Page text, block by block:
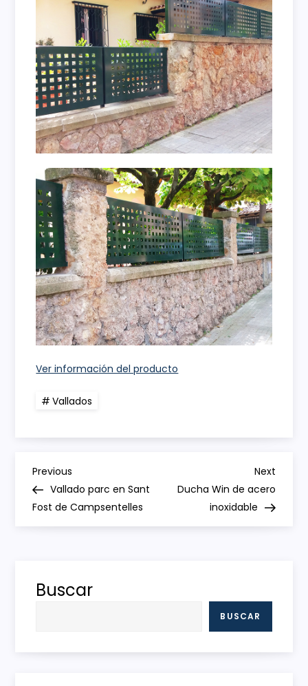
Ver información del producto
Vallados
N
a
e
g
Previous
Post
Previous
Vallado parc en Sant
Fost de Campsentelles
Next
Post
Next
Ducha Win de acero
inoxidable
Buscar
BUSCAR